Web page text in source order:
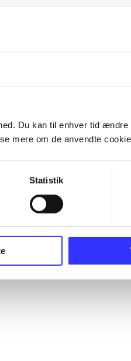
Du kan til enhver tid
mere om de anvendte
Statistik